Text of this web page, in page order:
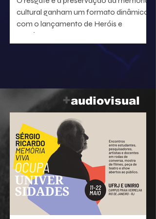
cultural ganham um formato dinâmico
com o lançamento de Heróis e
heroínas da MPB. O projeto, idealizado
pelo radialista e produtor Geraldo Leite
— integrante do grupo Rumo, nome
Baptistão, propõe uma navegação
interativa pela história da música
popular brasileira.
+audiovisual